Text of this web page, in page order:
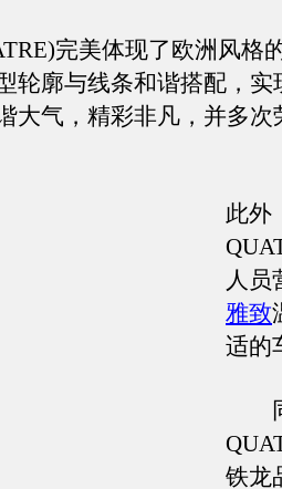
完美体现了欧洲风格
轮廓与线条和谐搭配，实
大气，精彩非凡，并多次
此外
人员
雅致
适的
同
铁龙